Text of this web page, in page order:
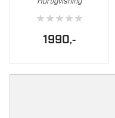
★★★★★
1990,-